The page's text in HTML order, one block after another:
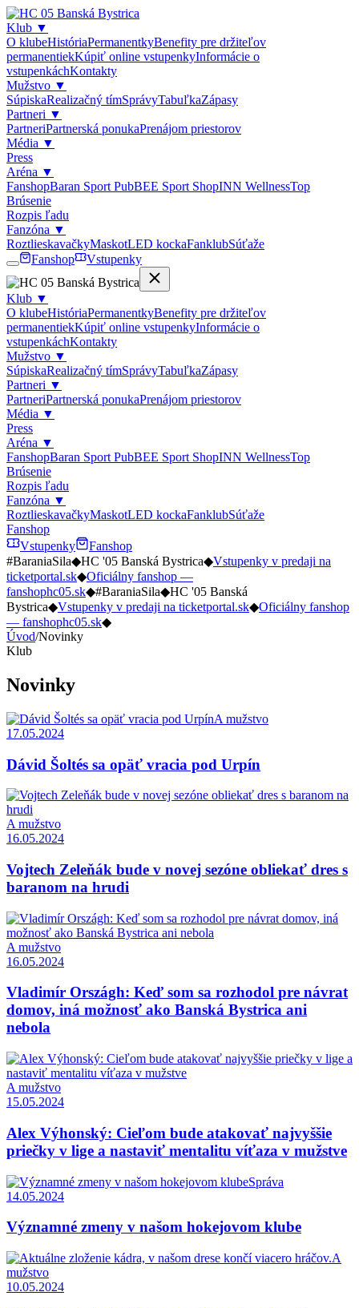
Klub ▼
O klubeHistóriaPermanentkyBenefity pre držiteľov
permanentiekKúpiť online vstupenkyInformácie o
vstupenkáchKontakty
Mužstvo ▼
SúpiskaRealizačný tímSprávyTabuľkaZápasy
Partneri ▼
PartneriPartnerská ponukaPrenájom priestorov
Média ▼
Press
Aréna ▼
FanshopBaran Sport PubBEE Sport ShopINN WellnessTop
Brúsenie
Rozpis ľadu
Fanzóna ▼
RoztlieskavačkyMaskotLED kockaFanklubSúťaže
Fanshop
Vstupenky
Klub ▼
O klubeHistóriaPermanentkyBenefity pre držiteľov
permanentiekKúpiť online vstupenkyInformácie o
vstupenkáchKontakty
Mužstvo ▼
SúpiskaRealizačný tímSprávyTabuľkaZápasy
Partneri ▼
PartneriPartnerská ponukaPrenájom priestorov
Média ▼
Press
Aréna ▼
FanshopBaran Sport PubBEE Sport ShopINN WellnessTop
Brúsenie
Rozpis ľadu
Fanzóna ▼
RoztlieskavačkyMaskotLED kockaFanklubSúťaže
Fanshop
Vstupenky
Fanshop
#BaraniaSila◆HC '05 Banská Bystrica◆Vstupenky v predaji na
ticketportal.sk◆Oficiálny fanshop —
fanshophc05.sk◆#BaraniaSila◆HC '05 Banská
Bystrica◆Vstupenky v predaji na ticketportal.sk◆Oficiálny fanshop
— fanshophc05.sk◆
Úvod/Novinky
Klub
Novinky
A mužstvo
17.05.2024
Dávid Šoltés sa opäť vracia pod Urpín
A mužstvo
16.05.2024
Vojtech Zeleňák bude v novej sezóne obliekať dres s
baranom na hrudi
A mužstvo
16.05.2024
Vladimír Országh: Keď som sa rozhodol pre návrat
domov, iná možnosť ako Banská Bystrica ani
nebola
A mužstvo
15.05.2024
Alex Výhonský: Cieľom bude atakovať najvyššie
priečky v lige a nastaviť mentalitu víťaza v mužstve
Správa
14.05.2024
Významné zmeny v našom hokejovom klube
A
mužstvo
10.05.2024